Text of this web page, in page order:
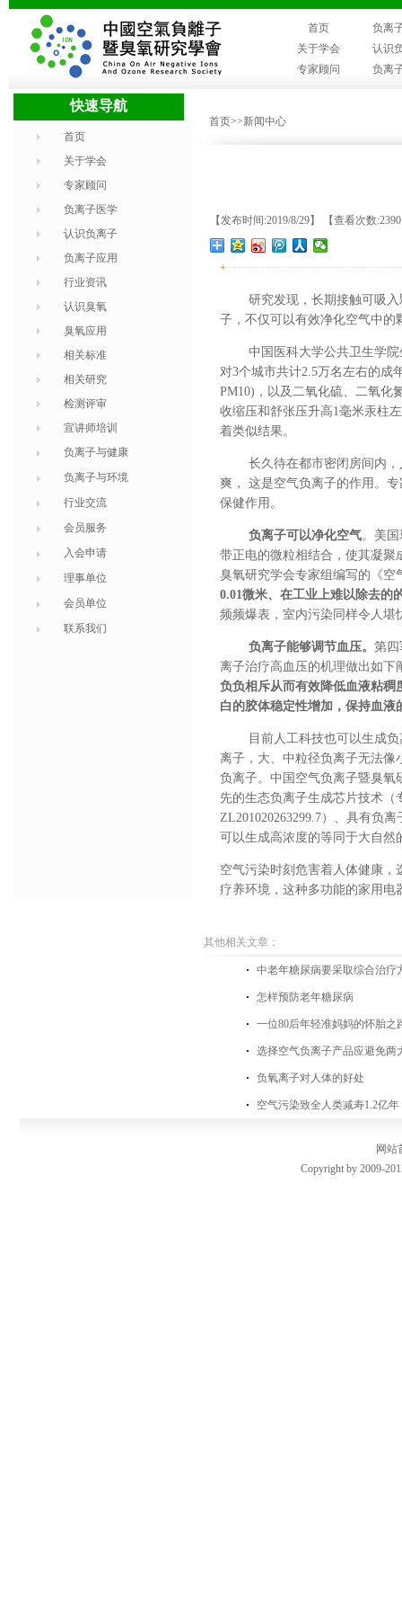
首页
负离
关于学会
认识
专家顾问
负离
快速导航
首页
关于学会
专家顾问
负离子医学
认识负离子
负离子应用
行业资讯
认识臭氧
臭氧应用
相关标准
相关研究
检测评审
宣讲师培训
负离子与健康
负离子与环境
行业交流
会员服务
入会申请
理事单位
会员单位
联系我们
首页>>新闻中心
【发布时间:2019/8/29】 【查看次数
+
研究发现， 长期接触可吸
子，不仅可以有效净化空气中的
中国医科大学公共卫生学
对3个城市共计2.5万名左右的成
PM10)，以及二氧化硫、二氧化
收缩压和舒张压升高1毫米汞柱
着类似结果。
长久待在都市密闭房间内
爽，
这是空气负离子的作用。
保健作用。
负离子可以净化空气。 美
带正电的微粒相结合，使其凝聚
臭氧研究学会专家组编写的《空
0.01微米、在工业上难以除去的
频频爆表，室内污染同样令人堪
负离子能够调节血压。第四
离子治疗高血压的机理做出如下
负负相斥从而有效降低血液粘稠
白的胶体稳定性增加，保持血
目前人工科技也可以生成
离子， 大、中粒径负离子无法像
负离子。 中国空气负离子暨臭氧
先的生态负离子生成芯片技术（
ZL201020263299.7）、具有负离
可以生成高浓度的等同于大自然
空气污染时刻危害着人体健康，
疗养环境，这种多功能的家用电
其他相关文章：
中老年糖尿病要采取综合治疗
怎样预防老年糖尿病
一位80后年轻准妈妈的怀胎之
选择空气负离子产品应避免两
负氧离子对人体的好处
空气污染致全人类减寿1.2亿
网站
Copyright by 2009-